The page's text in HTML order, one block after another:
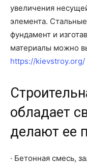
увеличения
элемента.
фундамент и
материалы можно
https://kievstroy.org/
обладает
делают ее
· Бетонная смесь,